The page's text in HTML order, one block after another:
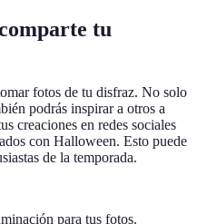
tu
fotos de tu disfraz. No solo
podrás inspirar a otros a
creaciones en redes sociales
con Halloween. Esto puede
de la temporada.
para tus fotos.